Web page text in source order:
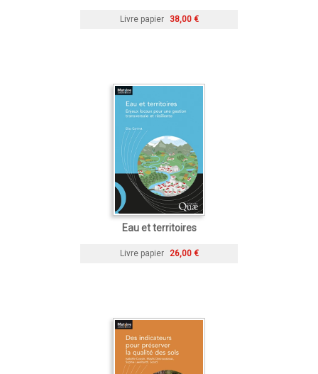
Livre papier 38,00 €
Eau et territoires
Livre papier 26,00 €